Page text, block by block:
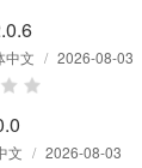
中文 / 2026-08-03
文 / 2026-08-03